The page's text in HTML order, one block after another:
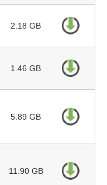
2.18 GB
1.46 GB
5.89 GB
11.90 GB